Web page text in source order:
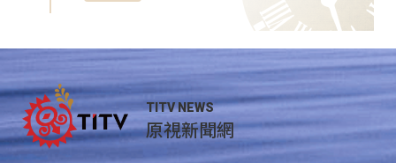
TITV NEWS
原視新聞網